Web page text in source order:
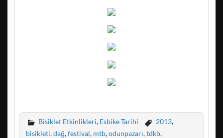
Bisiklet Etkinlikleri, Esbike Tarihi 2013,
bisikleti,dağ,festival, mtb,odunpazarı,tdkb,